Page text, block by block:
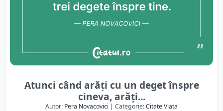
Atunci când arăți cu un deget înspre
cineva, arăți...
Autor: Pera Novacovici | Categorie:Citate Viata